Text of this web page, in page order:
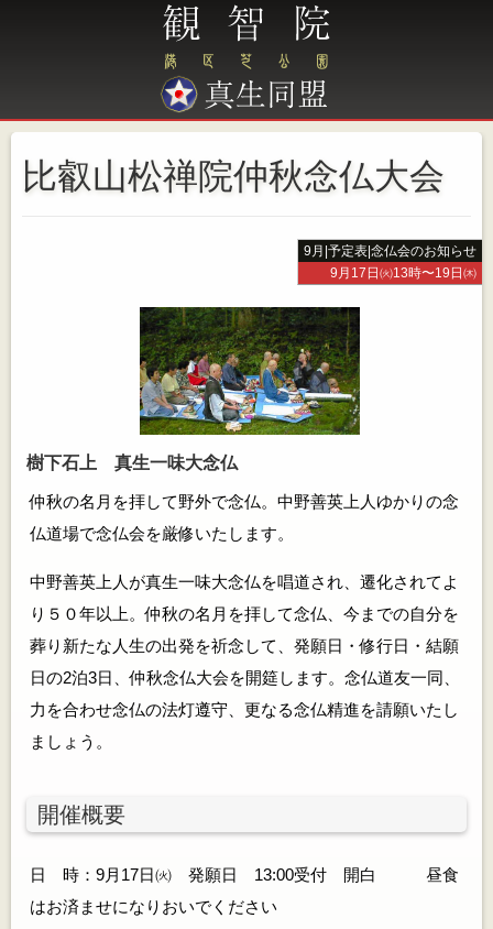
比叡山松禅院仲秋念仏大会
9月 予定表 念仏会のお知らせ
9月17日㈫13時〜19日㈭
樹下石上 真生一味大念仏
仲秋の名月を拝して野外で念仏。中野善英上人ゆかりの念
仏道場で念仏会を厳修いたします。
中野善英上人が真生一味大念仏を唱道され、遷化されてよ
り５０年以上。仲秋の名月を拝して念仏、今までの自分を
葬り新たな人生の出発を祈念して、発願日・修行日・結願
日の2泊3日、仲秋念仏大会を開筵します。念仏道友一同、
力を合わせ念仏の法灯遵守、更なる念仏精進を請願いたし
ましょう。
開催概要
日 時：9月17日㈫ 発願日 13:00受付 開白 昼食
はお済ませになりおいでください